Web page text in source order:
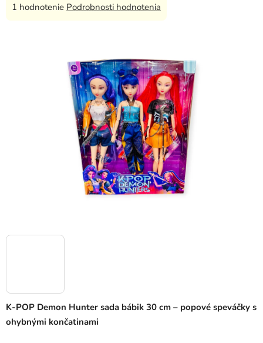
K-POP Demon Hunter sada bábik 30 cm – popové speváčky s
ohybnými končatinami
Priemerné
1 hodnotenie Podrobnosti hodnotenia